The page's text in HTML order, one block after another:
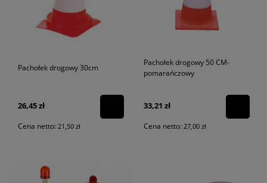
Pachołek drogowy 30cm
26,45 zł
Cena netto: 21,50 zł
Pachołek drogowy 50 CM-
pomarańczowy
33,21 zł
Cena netto: 27,00 zł